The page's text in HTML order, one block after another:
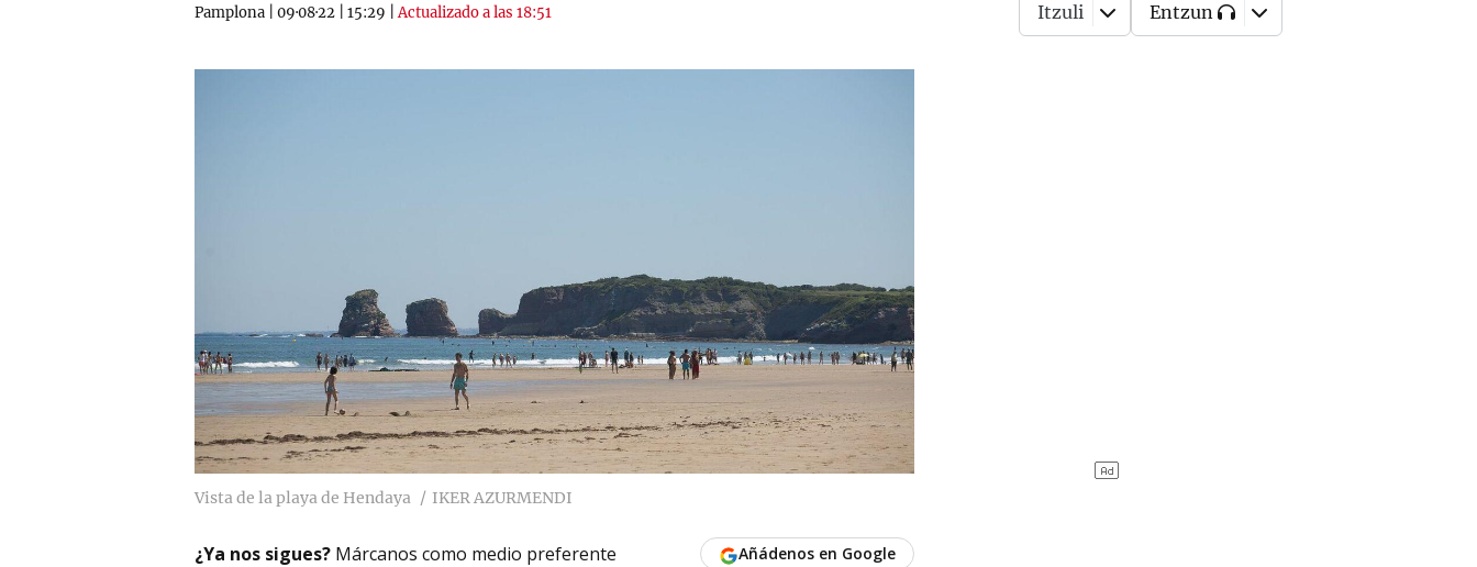
Pamplona 09·08·22 15:29 |Actualizado a las 18:51 Itzuli Entzun
Vista de la playa de Hendaya IKER AZURMENDI
¿Ya nos sigues? Márcanos como medio preferente Añádenos en Google